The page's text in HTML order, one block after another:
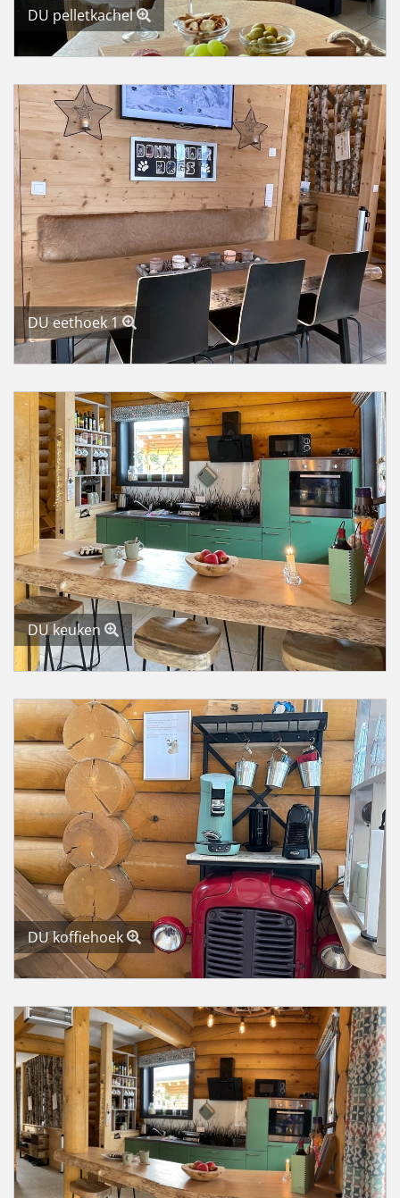
DU pelletkachel
DU eethoek 1
DU keuken
DU koffiehoek